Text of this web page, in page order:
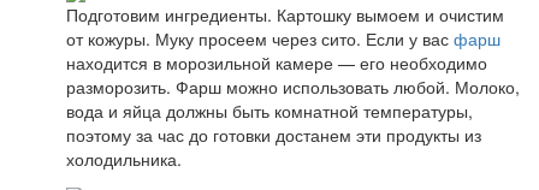
Подготовим ингредиенты. Картошку вымоем и очистим
от кожуры. Муку просеем через сито. Если у вас фарш
находится в морозильной камере — его необходимо
разморозить. Фарш можно использовать любой. Молоко,
вода и яйца должны быть комнатной температуры,
поэтому за час до готовки достанем эти продукты из
холодильника.